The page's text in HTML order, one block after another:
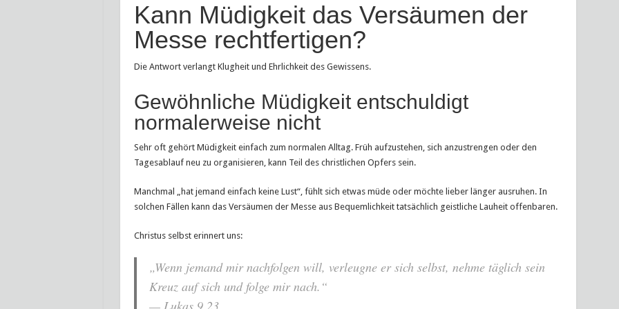
Kann Müdigkeit das Versäumen der
Messe rechtfertigen?
Die Antwort verlangt Klugheit und Ehrlichkeit des Gewissens.
Gewöhnliche Müdigkeit entschuldigt
normalerweise nicht
Sehr oft gehört Müdigkeit einfach zum normalen Alltag. Früh aufzustehen, sich anzustrengen oder den
Tagesablauf neu zu organisieren, kann Teil des christlichen Opfers sein.
Manchmal „hat jemand einfach keine Lust“, fühlt sich etwas müde oder möchte lieber länger ausruhen. In
solchen Fällen kann das Versäumen der Messe aus Bequemlichkeit tatsächlich geistliche Lauheit offenbaren.
Christus selbst erinnert uns:
„Wenn jemand mir nachfolgen will, verleugne er sich selbst, nehme täglich sein
Kreuz auf sich und folge mir nach.“
— Lukas 9,23